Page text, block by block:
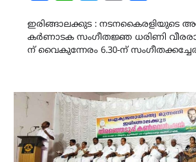
ഇരിങ്ങാലക്കുട : നടനകൈരളിയുടെ
കർണാടക സംഗീതജ്ഞ ധരിണി
ന് വൈകുന്നേരം 6.30-ന്